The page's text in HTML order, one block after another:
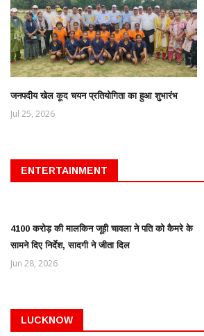
जनपदीय खेल कूद चयन प्रतियोगिता का हुआ शुभारंभ
Jul 25, 2026
ENTERTAINMENT
4100 करोड़ की मालकिन जूही चावला ने पति को कैमरे के
सामने दिए निर्देश, सादगी ने जीता दिल
Jun 28, 2026
LUCKNOW